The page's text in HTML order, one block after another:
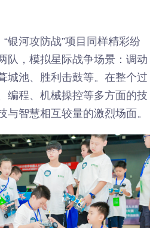
“银河攻防战”项目同样精彩纷
队，模拟星际战争场景：调动
城池、胜利击鼓等。在整个过
编程、机械操控等多方面的技
与智慧相互较量的激烈场面。